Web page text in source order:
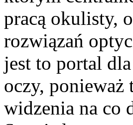
pracą okulisty,
rozwiązań
jest to portal
oczy, ponieważ
widzenia na co